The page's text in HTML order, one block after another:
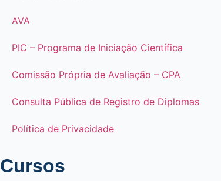
AVA
PIC – Programa de Iniciação Científica
Comissão Própria de Avaliação – CPA
Consulta Pública de Registro de Diplomas
Política de Privacidade
Cursos